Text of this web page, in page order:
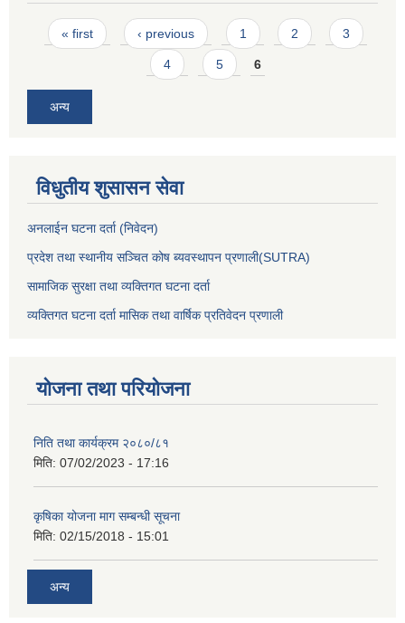
Pages
« first ‹ previous 1 2 3
4 5 6
अन्य
विधुतीय शुसासन सेवा
अनलाईन घटना दर्ता (निवेदन)
प्रदेश तथा स्थानीय सञ्चित कोष ब्यवस्थापन प्रणाली(SUTRA)
सामाजिक सुरक्षा तथा व्यक्तिगत घटना दर्ता
व्यक्तिगत घटना दर्ता मासिक तथा वार्षिक प्रतिवेदन प्रणाली
योजना तथा परियोजना
निति तथा कार्यक्रम २०८०/८१
मिति: 07/02/2023 - 17:16
कृषिका योजना माग सम्बन्धी सूचना
मिति: 02/15/2018 - 15:01
अन्य